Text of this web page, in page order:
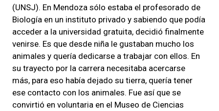
(UNSJ). En Mendoza sólo estaba el profesorado de
Biología en un instituto privado y sabiendo que podía
acceder a la universidad gratuita, decidió finalmente
venirse. Es que desde niña le gustaban mucho los
animales y quería dedicarse a trabajar con ellos. En
su trayecto por la carrera necesitaba acercarse
más, para eso había dejado su tierra, quería tener
ese contacto con los animales. Fue así que se
convirtió en voluntaria en el Museo de Ciencias